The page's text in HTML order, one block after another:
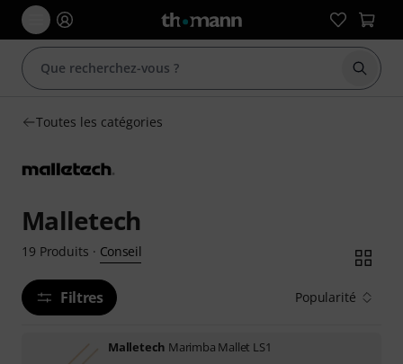
Toutes les catégories
Malletech
19 Produits · Conseil
Filtres Popularité
Malletech Marimba Mallet LS1